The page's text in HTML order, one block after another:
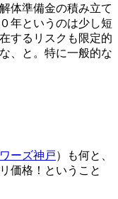
体準備金の積み立て
年というのは少し短
するリスクも限定的
、と。特に一般的な
ーズ神戸）も何と、
価格！ということ